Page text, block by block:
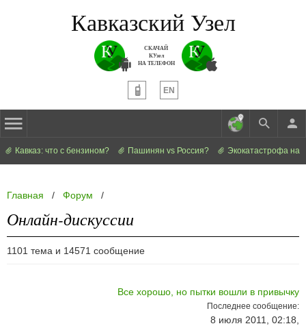
Кавказский Узел
СКАЧАЙ
КУзел
НА ТЕЛЕФОН
EN
Кавказ: что с бензином? Пашинян vs Россия? Экокатастрофа на
Главная / Форум /
Онлайн-дискуссии
1101 тема и 14571 сообщение
Все хорошо, но пытки вошли в привычку
Последнее сообщение:
8 июля 2011, 02:18,